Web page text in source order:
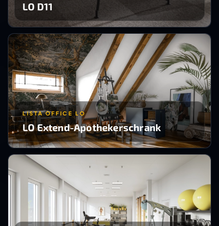
LO D11
LISTA OFFICE LO
LO Extend-Apothekerschrank